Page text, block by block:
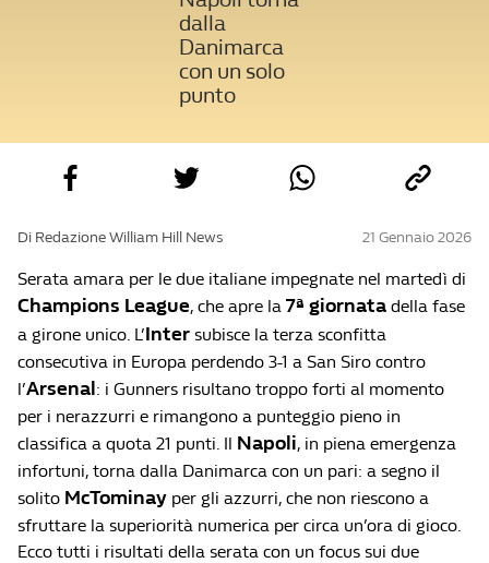
dalla
Danimarca
con un solo
punto
Di Redazione William Hill News 21 Gennaio 2026
Serata amara per le due italiane impegnate nel martedì di
Champions League, che apre la 7ª giornata della fase
a girone unico. L’Inter subisce la terza sconfitta
consecutiva in Europa perdendo 3-1 a San Siro contro
l’Arsenal : i Gunners risultano troppo forti al momento
per i nerazzurri e rimangono a punteggio pieno in
classifica a quota 21 punti. Il Napoli, in piena emergenza
infortuni, torna dalla Danimarca con un pari: a segno il
solito McTominay per gli azzurri, che non riescono a
sfruttare la superiorità numerica per circa un’ora di gioco.
Ecco tutti i risultati della serata con un focus sui due